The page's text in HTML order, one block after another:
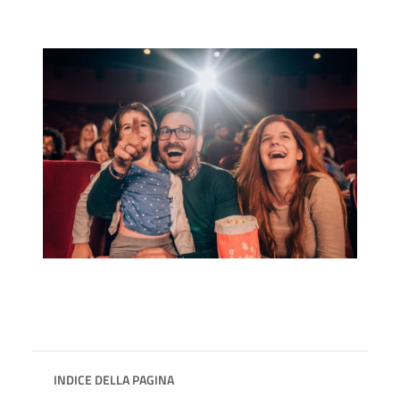
INDICE DELLA PAGINA